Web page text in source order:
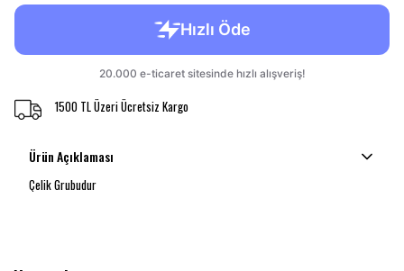
1500 TL Üzeri Ücretsiz Kargo
Ürün Açıklaması
Çelik Grubudur